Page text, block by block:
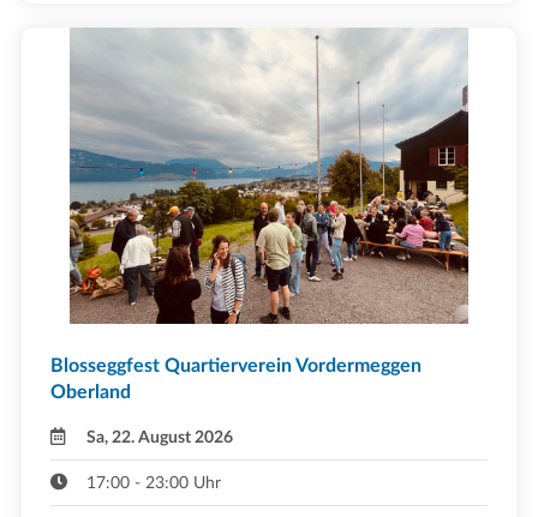
Blosseggfest Quartierverein Vordermeggen
Oberland
Sa, 22. August 2026
17:00 - 23:00 Uhr